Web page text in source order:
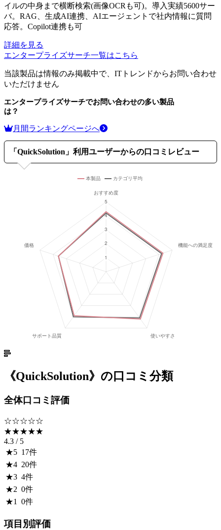
イルの中身まで横断検索(画像OCRも可)。導入実績5600サー
バ。RAG、生成AI連携、AIエージェントで社内情報に質問
応答。Copilot連携も可
詳細を見る
エンタープライズサーチ一覧はこちら
当該製品は情報のみ掲載中で、ITトレンドからお問い合わせ
いただけません
エンタープライズサーチでお問い合わせの多い製品
は？
月間ランキングページへ
「 QuickSolution 」利用ユーザーからの口コミレビュー
《QuickSolution》の口コミ分類
全体口コミ評価
☆☆☆☆☆
★★★★★
4.3 / 5
★5 17件
★4 20件
★3 4件
★2 0件
★1 0件
項目別評価